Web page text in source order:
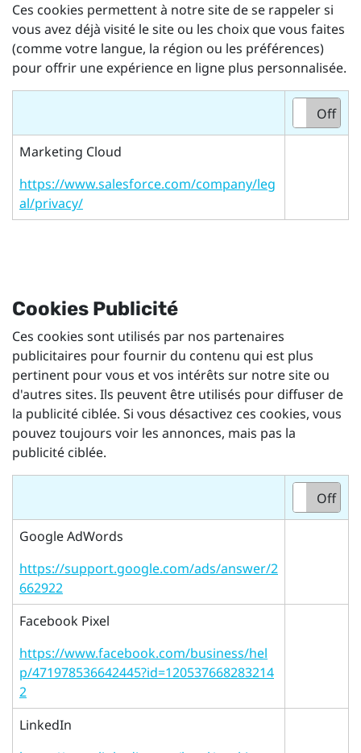
Ces cookies permettent à notre site de se rappeler si
vous avez déjà visité le site ou les choix que vous faites
(comme votre langue, la région ou les préférences)
pour offrir une expérience en ligne plus personnalisée.
Off
Marketing Cloud
https://www.salesforce.com/company/leg
al/privacy/
Cookies Publicité
Ces cookies sont utilisés par nos partenaires
publicitaires pour fournir du contenu qui est plus
pertinent pour vous et vos intérêts sur notre site ou
d'autres sites. Ils peuvent être utilisés pour diffuser de
la publicité ciblée. Si vous désactivez ces cookies, vous
pouvez toujours voir les annonces, mais pas la
publicité ciblée.
Off
Google AdWords
https://support.google.com/ads/answer/2
662922
Facebook Pixel
https://www.facebook.com/business/hel
p/471978536642445?id=120537668283214
2
LinkedIn